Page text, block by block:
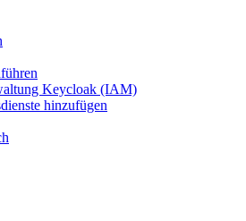
Keycloak (IAM)
hinzufügen